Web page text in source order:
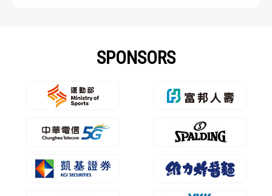
SPONSORS